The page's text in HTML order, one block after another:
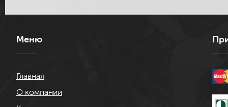
Меню
Главная
О компании